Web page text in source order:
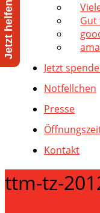
Gut
Jetzt
Notfellchen
Presse
Kontakt
ttm-tz-